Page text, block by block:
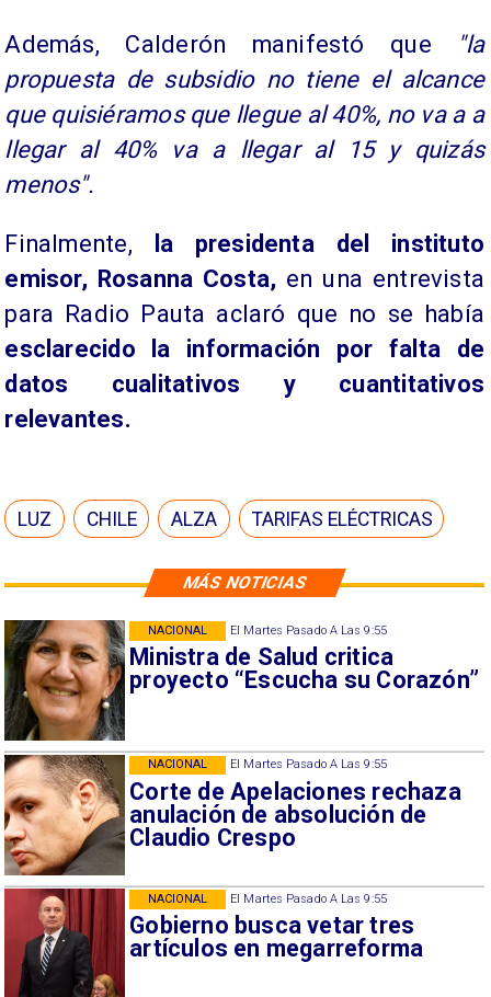
MÁS NOTICIAS
El Martes Pasado A Las 9:55
Ministra de Salud critica
proyecto “Escucha su Corazón”
NACIONAL
El Martes Pasado A Las 9:55
Corte de Apelaciones rechaza
anulación de absolución de
Claudio Crespo
NACIONAL
El Martes Pasado A Las 9:55
Gobierno busca vetar tres
artículos en megarreforma
NACIONAL
Además, Calderón manifestó que
"la
propuesta de subsidio no tiene el alcance
que quisiéramos que llegue al 40%, no va a a
llegar al 40% va a llegar al 15 y quizás
menos".
Finalmente,
la presidenta del instituto
emisor, Rosanna Costa, en una entrevista
para Radio Pauta aclaró que no se había
esclarecido la información por falta de
datos cualitativos y cuantitativos
relevantes.
LUZ CHILE ALZA TARIFAS ELÉCTRICAS